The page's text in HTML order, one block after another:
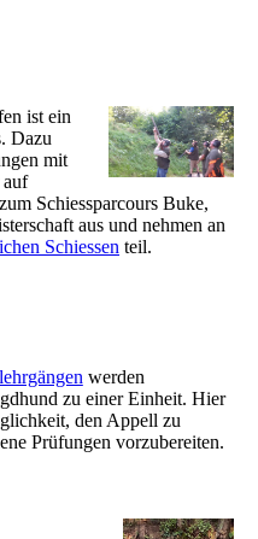
ist ein
Dazu
mit
Schiessparcours Buke,
aus und nehmen an
Schiessen teil.
werden
zu einer Einheit. Hier
den Appell zu
Prüfungen vorzubereiten.